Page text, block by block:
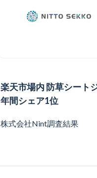
楽天市場内 防草シート
年間シェア1位
株式会社Nint調査結果